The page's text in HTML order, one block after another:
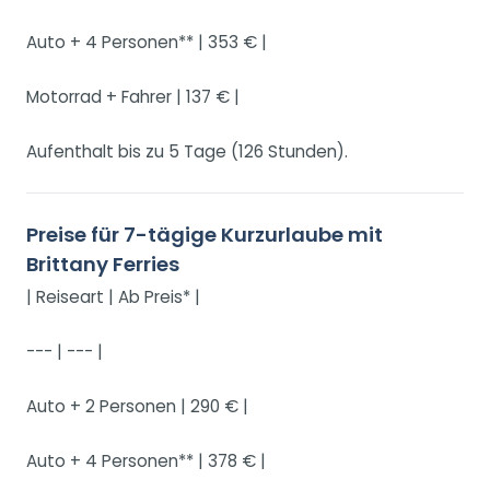
Auto + 4 Personen** | 353 € |
Motorrad + Fahrer | 137 € |
Aufenthalt bis zu 5 Tage (126 Stunden).
Preise für 7-tägige Kurzurlaube mit
Brittany Ferries
| Reiseart | Ab Preis* |
--- | --- |
Auto + 2 Personen | 290 € |
Auto + 4 Personen** | 378 € |